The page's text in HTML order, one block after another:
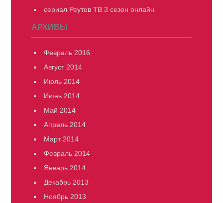
сериал Реутов ТВ 3 сезон онлайн
АРХИВЫ
Февраль 2016
Август 2014
Июль 2014
Июнь 2014
Май 2014
Апрель 2014
Март 2014
Февраль 2014
Январь 2014
Декабрь 2013
Ноябрь 2013